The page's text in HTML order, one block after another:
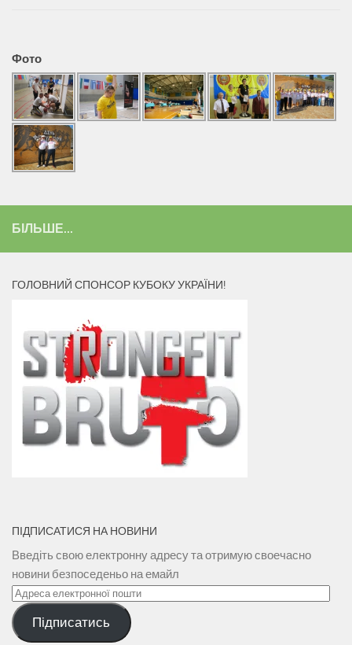
Фото
БІЛЬШЕ...
ГОЛОВНИЙ СПОНСОР КУБОКУ УКРАЇНИ!
ПІДПИСАТИСЯ НА НОВИНИ
Введіть свою електронну адресу та отримую своечасно
новини безпоседеньо на емайл
Адреса
електронної
поштиПідписатись